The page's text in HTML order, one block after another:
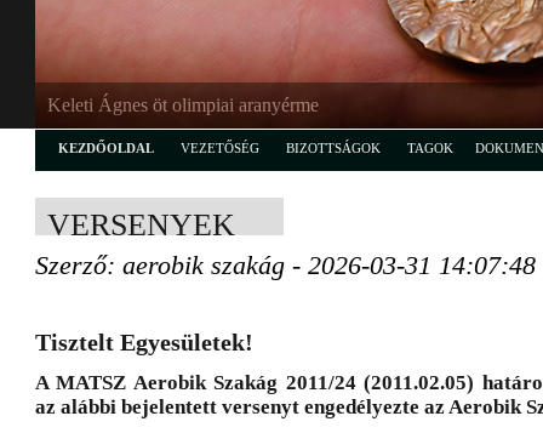
Keleti Ágnes öt olimpiai aranyérme
KEZDŐOLDAL VEZETŐSÉG BIZOTTSÁGOK TAGOK
VERSENYEK
Szerző: aerobik szakág - 2026-03-31 14:07:48
Tisztelt Egyesületek!
A MATSZ Aerobik Szakág 2011/24 (2011.02.05)
az alábbi bejelentett versenyt engedélyezte az Aerobik